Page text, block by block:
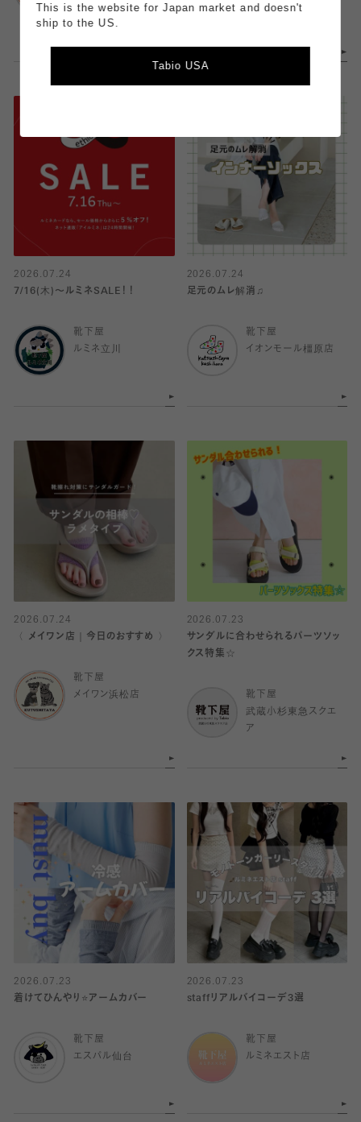
ルミネ立川
2026.07.24
7/16(木)〜ルミネSALE！！
靴下屋
ルミネ立川
2026.07.24
足元のムレ解消♫
靴下屋
イオンモール橿原店
2026.07.24
〈 メイワン店｜今日のおすすめ 〉
靴下屋
メイワン浜松店
2026.07.23
サンダルに合わせられるパーツソッ
クス特集☆
靴下屋
武蔵小杉東急スクエ
ア
2026.07.23
着けてひんやり⭐️アームカバー
靴下屋
エスパル仙台
2026.07.23
staffリアルバイコーデ3選
靴下屋
ルミネエスト店
This is the website for Japan market and doesn't
ship to the US.
Tabio USA